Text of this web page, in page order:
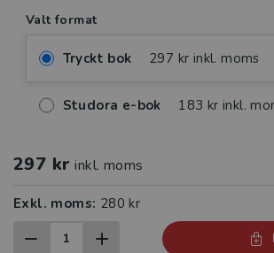
Valt format
Tryckt bok 297 kr inkl. moms
Studora e-bok 183 kr inkl.
297 kr inkl. moms
Exkl. moms: 280 kr